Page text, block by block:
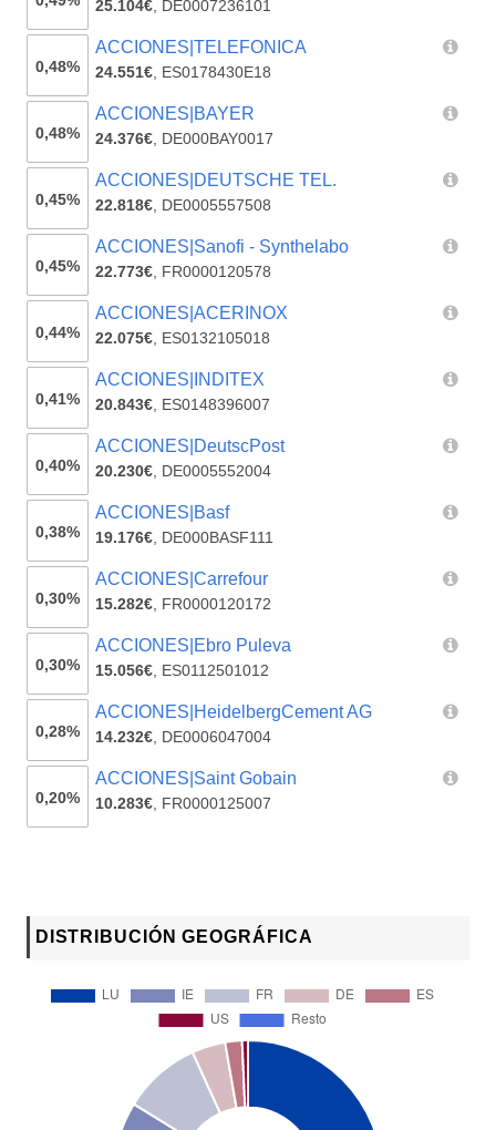
25.104€, DE0007236101
0,48%
ACCIONES|TELEFONICA
24.551€, ES0178430E18
0,48%
ACCIONES|BAYER
24.376€, DE000BAY0017
0,45%
ACCIONES|DEUTSCHE TEL.
22.818€, DE0005557508
0,45%
ACCIONES|Sanofi - Synthelabo
22.773€, FR0000120578
0,44%
ACCIONES|ACERINOX
22.075€, ES0132105018
0,41%
ACCIONES|INDITEX
20.843€, ES0148396007
0,40%
ACCIONES|DeutscPost
20.230€, DE0005552004
0,38%
ACCIONES|Basf
19.176€, DE000BASF111
0,30%
ACCIONES|Carrefour
15.282€, FR0000120172
0,30%
ACCIONES|Ebro Puleva
15.056€, ES0112501012
0,28%
ACCIONES|HeidelbergCement AG
14.232€, DE0006047004
0,20%
ACCIONES|Saint Gobain
10.283€, FR0000125007
DISTRIBUCIÓN GEOGRÁFICA